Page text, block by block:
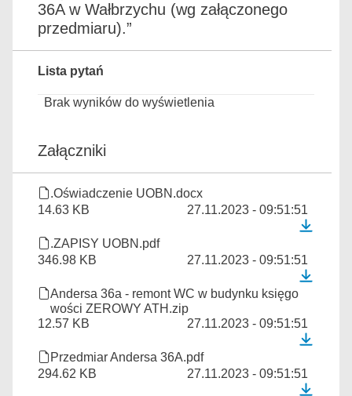
36A w Wałbrzychu (wg załączonego
przedmiaru).”
Lista pytań
Brak wyników do wyświetlenia
Załączniki
.Oświadczenie UOBN.docx
14.63 KB
27.11.2023 - 09:51:51
.ZAPISY UOBN.pdf
346.98 KB
27.11.2023 - 09:51:51
Andersa 36a - remont WC w budynku księgo
wości ZEROWY ATH.zip
12.57 KB
27.11.2023 - 09:51:51
Przedmiar Andersa 36A.pdf
294.62 KB
27.11.2023 - 09:51:51